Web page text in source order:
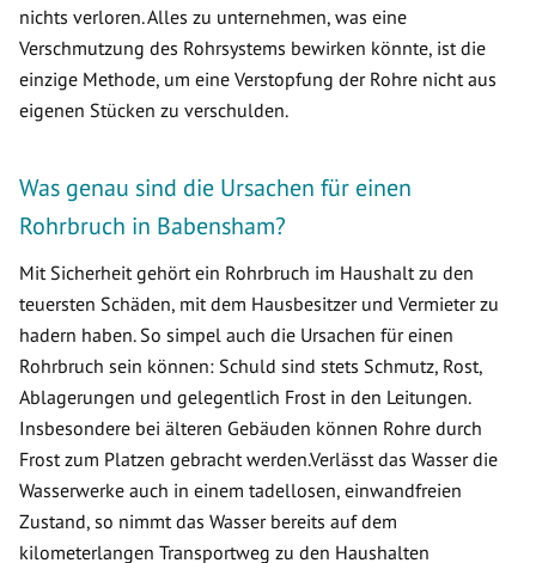
nichts verloren. Alles zu unternehmen, was eine
Verschmutzung des Rohrsystems bewirken könnte, ist die
einzige Methode, um eine Verstopfung der Rohre nicht aus
eigenen Stücken zu verschulden.
Was genau sind die Ursachen für einen
Rohrbruch in Babensham?
Mit Sicherheit gehört ein Rohrbruch im Haushalt zu den
teuersten Schäden, mit dem Hausbesitzer und Vermieter zu
hadern haben. So simpel auch die Ursachen für einen
Rohrbruch sein können: Schuld sind stets Schmutz, Rost,
Ablagerungen und gelegentlich Frost in den Leitungen.
Insbesondere bei älteren Gebäuden können Rohre durch
Frost zum Platzen gebracht werden.Verlässt das Wasser die
Wasserwerke auch in einem tadellosen, einwandfreien
Zustand, so nimmt das Wasser bereits auf dem
kilometerlangen Transportweg zu den Haushalten